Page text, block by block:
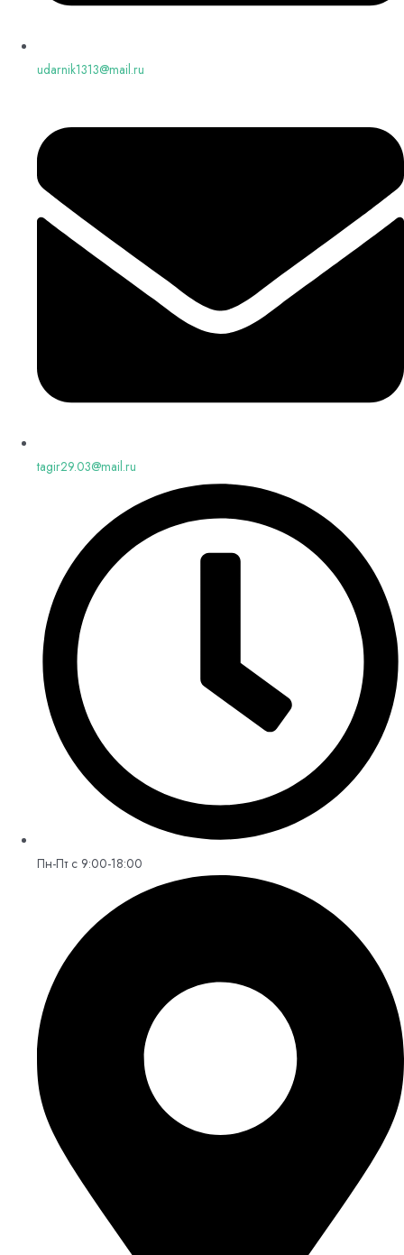
udarnik1313@mail.ru
tagir29.03@mail.ru
Пн-Пт с 9:00-18:00